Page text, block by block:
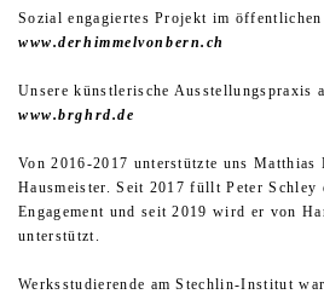
Sozial engagiertes Projekt im
www.derhimmelvonbern.ch
Unsere künstlerische Ausstellungspraxis
www.brghrd.de
Von 2016-2017 unterstützte uns Matthias
Hausmeister. Seit 2017 füllt Peter Schley
Engagement und seit 2019 wird er von
unterstützt.
Werksstudierende am Stechlin-Institut